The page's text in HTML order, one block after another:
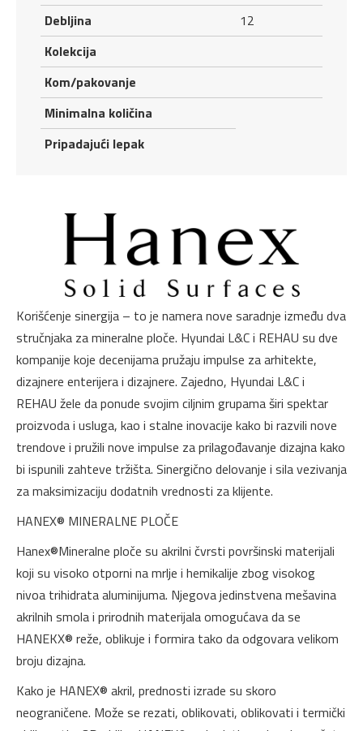
Debljina
12
Kolekcija
Kom/pakovanje
Minimalna količina
Pripadajući lepak
Korišćenje sinergija – to je namera nove saradnje između dva
stručnjaka za mineralne ploče. Hyundai L&C i REHAU su dve
kompanije koje decenijama pružaju impulse za arhitekte,
dizajnere enterijera i dizajnere. Zajedno, Hyundai L&C i
REHAU žele da ponude svojim ciljnim grupama širi spektar
proizvoda i usluga, kao i stalne inovacije kako bi razvili nove
trendove i pružili nove impulse za prilagođavanje dizajna kako
bi ispunili zahteve tržišta. Sinergično delovanje i sila vezivanja
za maksimizaciju dodatnih vrednosti za klijente.
HANEX® MINERALNE PLOČE
Hanex®Mineralne ploče su akrilni čvrsti površinski materijali
koji su visoko otporni na mrlje i hemikalije zbog visokog
nivoa trihidrata aluminijuma. Njegova jedinstvena mešavina
akrilnih smola i prirodnih materijala omogućava da se
HANEKX® reže, oblikuje i formira tako da odgovara velikom
broju dizajna.
Kako je HANEX® akril, prednosti izrade su skoro
neograničene. Može se rezati, oblikovati, oblikovati i termički